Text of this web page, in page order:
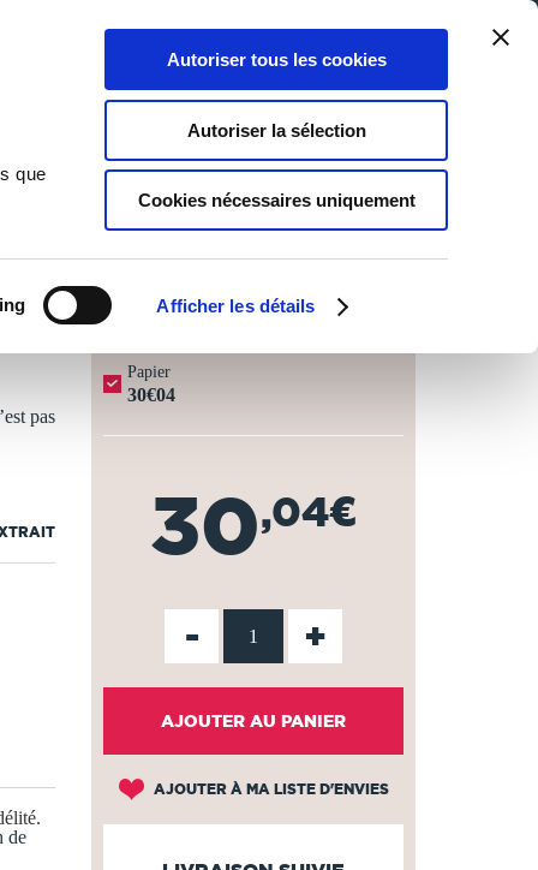
que
Afficher les détails
Autoriser tous les cookies
Autoriser la sélection
Cookies nécessaires uniquement
0
Panier
0
Ma liste
Connexion
OUVRÉS ⏱️
pas
.
de
Papier
30€04
30,04€
- +
AJOUTER AU PANIER
AJOUTER À MA LISTE D'ENVIES